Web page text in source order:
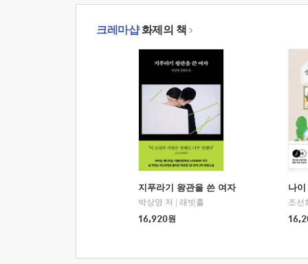
크레마샵화제의 책
지푸라기 왕관을 쓴 여자
박상영 저
래빗홀
16,920원
나
조선